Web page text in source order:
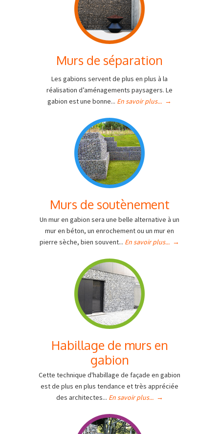
Murs de séparation
Les gabions servent de plus en plus à la
réalisation d’aménagements paysagers. Le
gabion est une bonne... En savoir plus... →
Murs de soutènement
Un mur en gabion sera une belle alternative à un
mur en béton, un enrochement ou un mur en
pierre sèche, bien souvent... En savoir plus... →
Habillage de murs en
gabion
Cette technique d'habillage de façade en gabion
est de plus en plus tendance et très appréciée
des architectes... En savoir plus... →